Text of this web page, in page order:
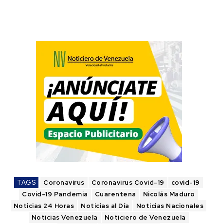
TAGS Coronavirus Coronavirus Covid-19
covid-19
Covid-19 Pandemia
Cuarentena
Nicolás Maduro
Noticias 24 Horas
Noticias al Día
Noticias Nacionales
Noticias Venezuela
Noticiero de Venezuela